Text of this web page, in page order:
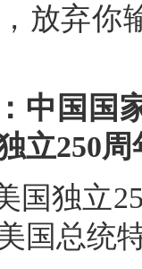
放弃你
中国国
立250周
国独立
国总统